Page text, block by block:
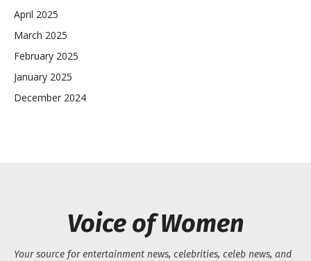
April 2025
March 2025
February 2025
January 2025
December 2024
Voice of Women
Your source for entertainment news, celebrities, celeb news, and